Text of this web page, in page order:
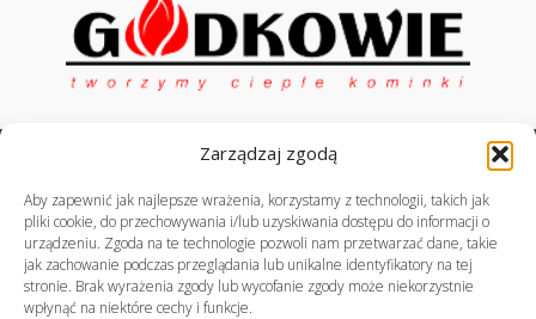
Zarządzaj zgodą
Aby zapewnić jak najlepsze wrażenia, korzystamy z technologii, takich jak
pliki cookie, do przechowywania i/lub uzyskiwania dostępu do informacji o
urządzeniu. Zgoda na te technologie pozwoli nam przetwarzać dane, takie
jak zachowanie podczas przeglądania lub unikalne identyfikatory na tej
stronie. Brak wyrażenia zgody lub wycofanie zgody może niekorzystnie
wpłynąć na niektóre cechy i funkcje.
© profekom.pl, wszelkie prawa zastrzeżone
realizacja:
virtuart.pl